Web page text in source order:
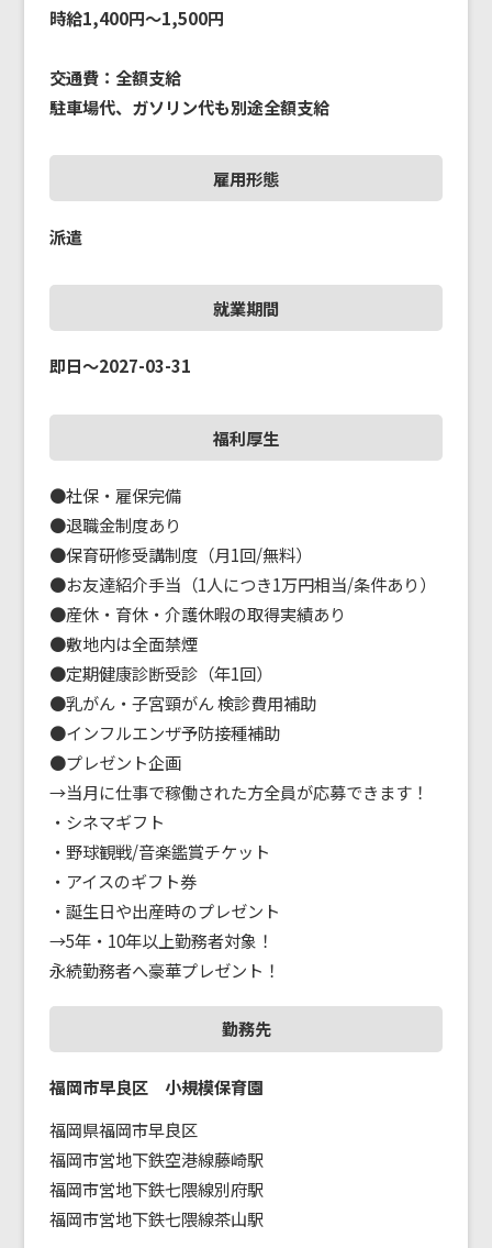
時給1,400円～1,500円
交通費：全額支給
駐車場代、ガソリン代も別途全額支給
雇用形態
派遣
就業期間
即日～2027-03-31
福利厚生
●社保・雇保完備
●退職金制度あり
●保育研修受講制度（月1回/無料）
●お友達紹介手当（1人につき1万円相当/条件あり）
●産休・育休・介護休暇の取得実績あり
●敷地内は全面禁煙
●定期健康診断受診（年1回）
●乳がん・子宮頸がん 検診費用補助
●インフルエンザ予防接種補助
●プレゼント企画
→当月に仕事で稼働された方全員が応募できます！
・シネマギフト
・野球観戦/音楽鑑賞チケット
・アイスのギフト券
・誕生日や出産時のプレゼント
→5年・10年以上勤務者対象！
勤務先
福岡市早良区 小規模保育園
福岡県福岡市早良区
福岡市営地下鉄空港線藤崎駅
福岡市営地下鉄七隈線別府駅
福岡市営地下鉄七隈線茶山駅